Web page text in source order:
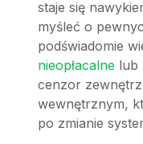
staje się
myśleć o
podświadomie
nieopłacalne lub
cenzor
wewnętrznym,
po zmianie